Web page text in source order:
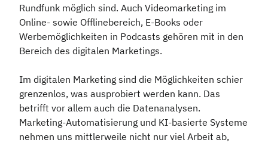
Rundfunk möglich sind. Auch Videomarketing im
Online- sowie Offlinebereich, E-Books oder
Werbemöglichkeiten in Podcasts gehören mit in den
Bereich des digitalen Marketings.
Im digitalen Marketing sind die Möglichkeiten schier
grenzenlos, was ausprobiert werden kann. Das
betrifft vor allem auch die Datenanalysen.
Marketing-Automatisierung und KI-basierte Systeme
nehmen uns mittlerweile nicht nur viel Arbeit ab,